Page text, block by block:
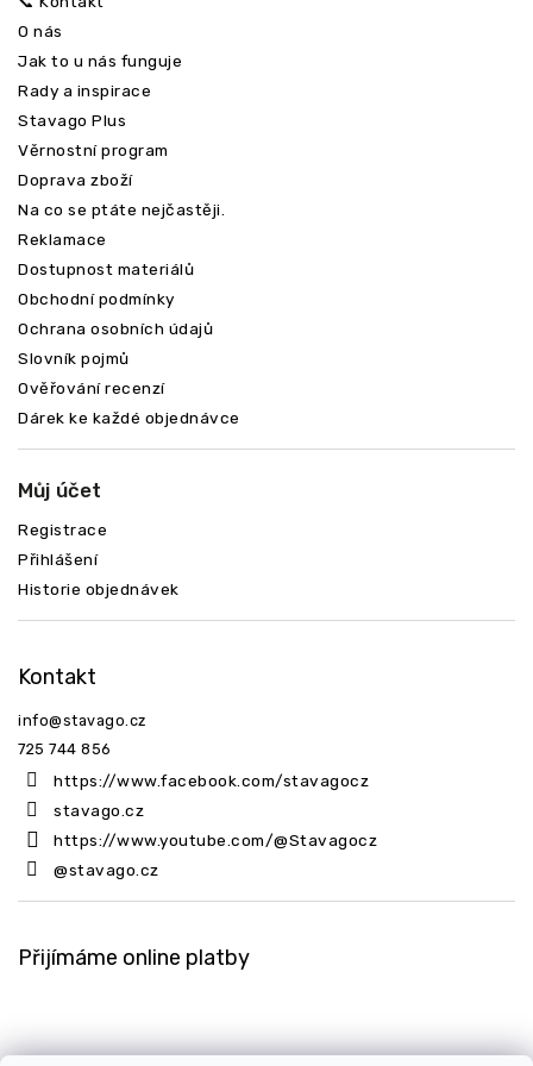
O nás
Jak to u nás funguje
Rady a inspirace
Stavago Plus
Věrnostní program
Doprava zboží
Na co se ptáte nejčastěji.
Reklamace
Dostupnost materiálů
Obchodní podmínky
Ochrana osobních údajů
Slovník pojmů
Ověřování recenzí
Dárek ke každé objednávce
Můj účet
Registrace
Přihlášení
Historie objednávek
Kontakt
info@stavago.cz
725 744 856
https://www.facebook.com/stavagocz
stavago.cz
https://www.youtube.com/@Stavagocz
@stavago.cz
Přijímáme online platby